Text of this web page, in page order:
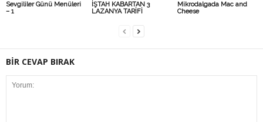
Sevgililer Günü Menüleri
– 1
İŞTAH KABARTAN 3
LAZANYA TARİFİ
Mikrodalgada Mac and
Cheese
BİR CEVAP BIRAK